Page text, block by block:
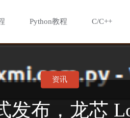
Python教程 C/C++
发布，龙芯
资讯